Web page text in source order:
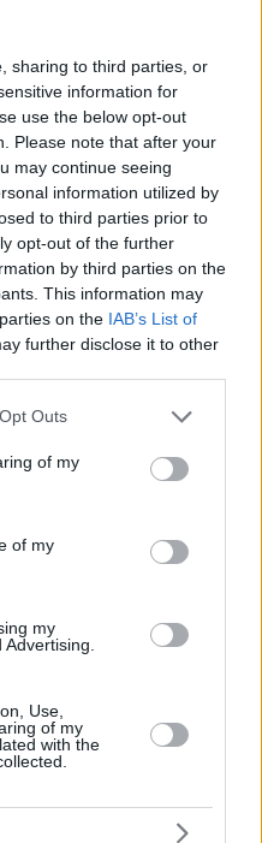
sharing to third parties, or
information for
use the below opt-out
Please note that after your
may continue seeing
information utilized by
to third parties prior to
opt-out of the further
by third parties on the
This information may
on the IAB’s List of
further disclose it to other
uses one or more Google
You may click to
and its third-party tags to
purposes in below Google
Outs
of my
of my
my
Use,
of my
with the